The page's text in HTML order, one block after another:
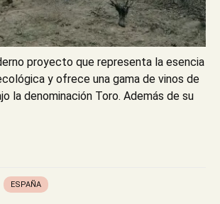
proyecto que representa la esencia
y ofrece una gama de vinos de
la denominación Toro. Además de su
ESPAÑA